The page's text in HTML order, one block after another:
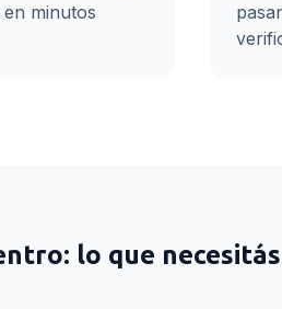
minutos
: lo que necesitás